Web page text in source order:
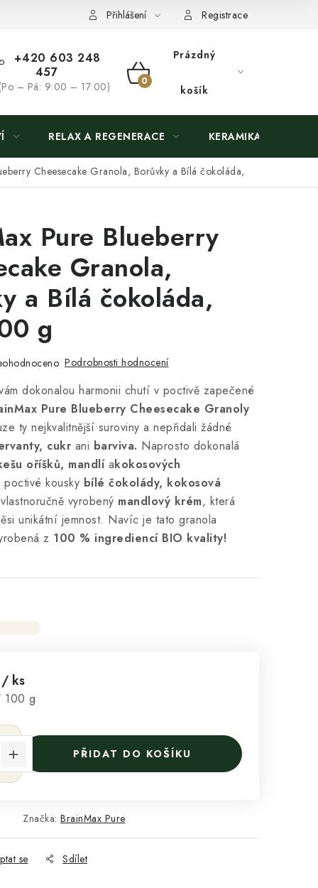
Přihlášení Registrace
+420 603 248
457
– Pá: 9:00 – 17:00)
NÁKUPNÍ
Prázdný
košík
RELAX A REGENERACE KERAMIKA
Cheesecake Granola, Borůvky a Bílá čokoláda,
Pure Blueberry
Granola,
a Bílá čokoláda,
g
Podrobnosti hodnocení
dokonalou harmonii chutí v poctivě zapečené
Pure Blueberry Cheesecake Granoly
ty nejkvalitnější suroviny a nepřidali žádné
cukr ani barviva. Naprosto dokonalá
oříšků, mandlí akokosových
kousky bílé čokolády, kokosová
vyrobený mandlový krém, která
unikátní jemnost. Navíc je tato granola
z 100 % ingrediencí BIO kvality!
/ ks
100 g
PŘIDAT DO KOŠÍKU
Značka: BrainMax Pure
se Sdílet